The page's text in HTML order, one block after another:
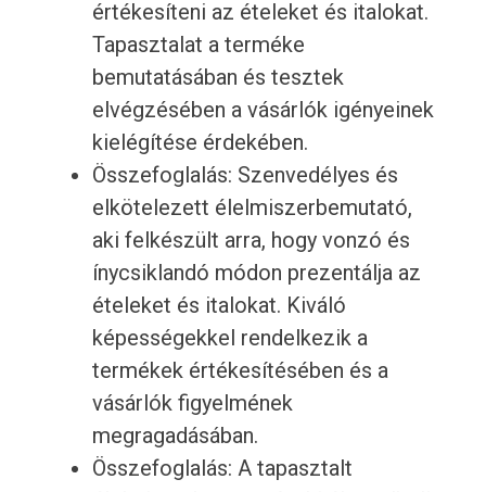
értékesíteni az ételeket és italokat.
Tapasztalat a terméke
bemutatásában és tesztek
elvégzésében a vásárlók igényeinek
kielégítése érdekében.
Összefoglalás: Szenvedélyes és
elkötelezett élelmiszerbemutató,
aki felkészült arra, hogy vonzó és
ínycsiklandó módon prezentálja az
ételeket és italokat. Kiváló
képességekkel rendelkezik a
termékek értékesítésében és a
vásárlók figyelmének
megragadásában.
Összefoglalás: A tapasztalt